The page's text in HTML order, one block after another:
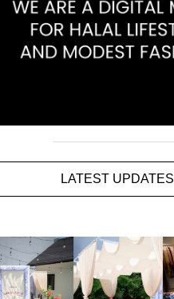
LATEST UPDATES